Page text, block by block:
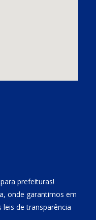
prefeituras!
onde garantimos em
leis de transparência